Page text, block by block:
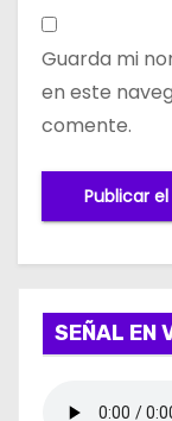
Guarda mi
en este
comente.
SEÑAL EN